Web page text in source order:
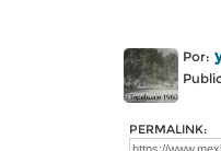
Por:
PERMALINK: